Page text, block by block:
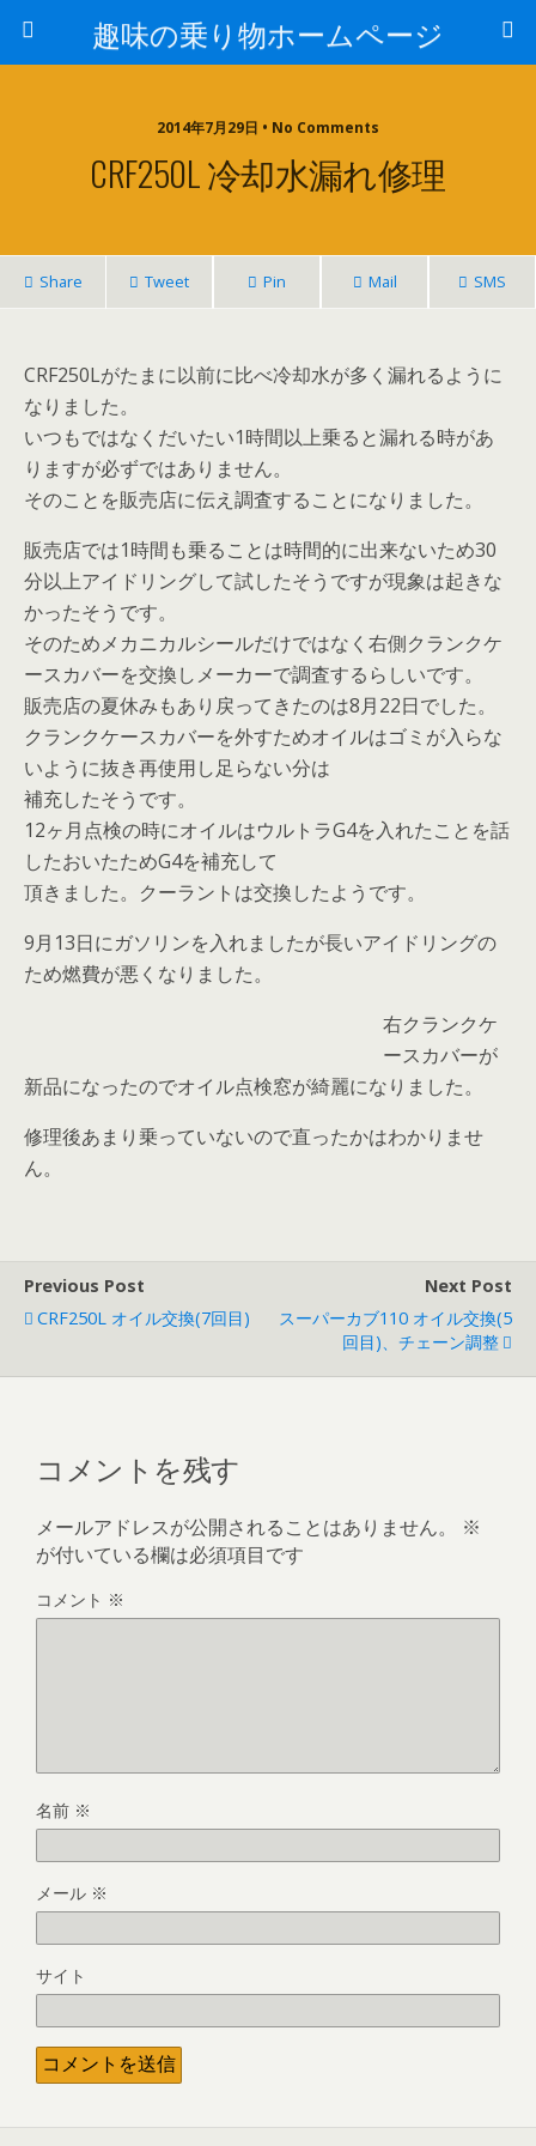
趣味の乗り物ホームページ
2014年7月29日 • No Comments
CRF250L 冷却水漏れ修理
Share Tweet Pin Mail SMS
CRF250Lがたまに以前に比べ冷却水が多く漏れるように
なりました。
いつもではなくだいたい1時間以上乗ると漏れる時があ
りますが必ずではありません。
そのことを販売店に伝え調査することになりました。
販売店では1時間も乗ることは時間的に出来ないため30
分以上アイドリングして試したそうですが現象は起きな
かったそうです。
そのためメカニカルシールだけではなく右側クランクケ
ースカバーを交換しメーカーで調査するらしいです。
販売店の夏休みもあり戻ってきたのは8月22日でした。
クランクケースカバーを外すためオイルはゴミが入らな
いように抜き再使用し足らない分は
補充したそうです。
12ヶ月点検の時にオイルはウルトラG4を入れたことを話
したおいたためG4を補充して
頂きました。クーラントは交換したようです。
9月13日にガソリンを入れましたが長いアイドリングの
ため燃費が悪くなりました。
右クランクケ
ースカバーが
新品になったのでオイル点検窓が綺麗になりました。
修理後あまり乗っていないので直ったかはわかりませ
ん。
Previous Post
CRF250L オイル交換(7回目)
Next Post
スーパーカブ110 オイル交換(5
回目)、チェーン調整
コメントを残す
メールアドレスが公開されることはありません。
※
が付いている欄は必須項目です
コメント ※
名前 ※
メール ※
サイト